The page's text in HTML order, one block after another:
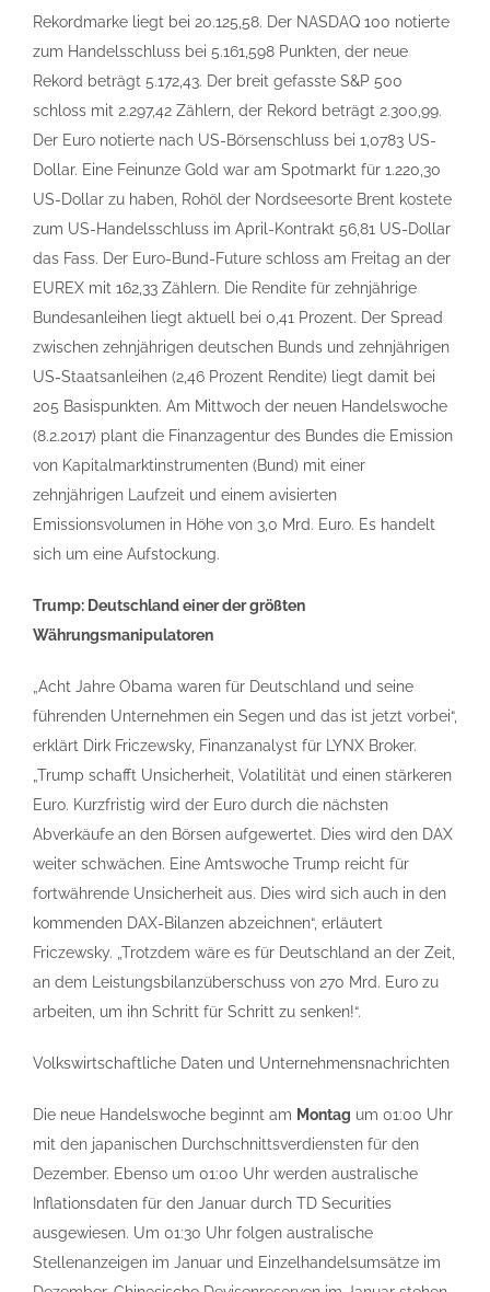
Rekordmarke liegt bei 20.125,58. Der NASDAQ 100 notierte
zum Handelsschluss bei 5.161,598 Punkten, der neue
Rekord beträgt 5.172,43. Der breit gefasste S&P 500
schloss mit 2.297,42 Zählern, der Rekord beträgt 2.300,99.
Der Euro notierte nach US-Börsenschluss bei 1,0783 US-
Dollar. Eine Feinunze Gold war am Spotmarkt für 1.220,30
US-Dollar zu haben, Rohöl der Nordseesorte Brent kostete
zum US-Handelsschluss im April-Kontrakt 56,81 US-Dollar
das Fass. Der Euro-Bund-Future schloss am Freitag an der
EUREX mit 162,33 Zählern. Die Rendite für zehnjährige
Bundesanleihen liegt aktuell bei 0,41 Prozent. Der Spread
zwischen zehnjährigen deutschen Bunds und zehnjährigen
US-Staatsanleihen (2,46 Prozent Rendite) liegt damit bei
205 Basispunkten. Am Mittwoch der neuen Handelswoche
(8.2.2017) plant die Finanzagentur des Bundes die Emission
von Kapitalmarktinstrumenten (Bund) mit einer
zehnjährigen Laufzeit und einem avisierten
Emissionsvolumen in Höhe von 3,0 Mrd. Euro. Es handelt
sich um eine Aufstockung.
Trump: Deutschland einer der größten
Währungsmanipulatoren
„Acht Jahre Obama waren für Deutschland und seine
führenden Unternehmen ein Segen und das ist jetzt vorbei“,
erklärt Dirk Friczewsky, Finanzanalyst für LYNX Broker.
„Trump schafft Unsicherheit, Volatilität und einen stärkeren
Euro. Kurzfristig wird der Euro durch die nächsten
Abverkäufe an den Börsen aufgewertet. Dies wird den DAX
weiter schwächen. Eine Amtswoche Trump reicht für
fortwährende Unsicherheit aus. Dies wird sich auch in den
kommenden DAX-Bilanzen abzeichnen“, erläutert
Friczewsky. „Trotzdem wäre es für Deutschland an der Zeit,
an dem Leistungsbilanzüberschuss von 270 Mrd. Euro zu
arbeiten, um ihn Schritt für Schritt zu senken!“.
Volkswirtschaftliche Daten und Unternehmensnachrichten
Die neue Handelswoche beginnt am Montag um 01:00 Uhr
mit den japanischen Durchschnittsverdiensten für den
Dezember. Ebenso um 01:00 Uhr werden australische
Inflationsdaten für den Januar durch TD Securities
ausgewiesen. Um 01:30 Uhr folgen australische
Stellenanzeigen im Januar und Einzelhandelsumsätze im